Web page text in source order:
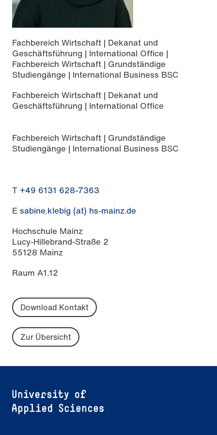
Fachbereich Wirtschaft | Dekanat und
Geschäftsführung | International Office |
Fachbereich Wirtschaft | Grundständige
Studiengänge | International Business BSC
Fachbereich Wirtschaft | Dekanat und
Geschäftsführung | International Office
Fachbereich Wirtschaft | Grundständige
Studiengänge | International Business BSC
T +49 6131 628-7363
E sabine.klebig (at) hs-mainz.de
Hochschule Mainz
Lucy-Hillebrand-Straße 2
55128 Mainz
Raum A1.12
Download Kontakt
Zur Übersicht